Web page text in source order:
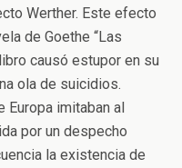
Werther. Este efecto
de Goethe “Las
causó estupor en su
ola de suicidios.
imitaban al
por un despecho
la existencia de